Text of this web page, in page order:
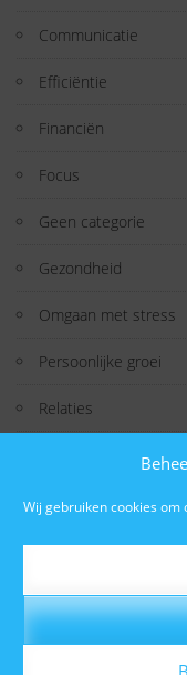
Wij gebruiken cookies
Communicatie
Efficiëntie
Financiën
Focus
Geen categorie
Gezondheid
Omgaan met stress
Persoonlijke groei
Relaties
Technologie
Weetje
Welzijn